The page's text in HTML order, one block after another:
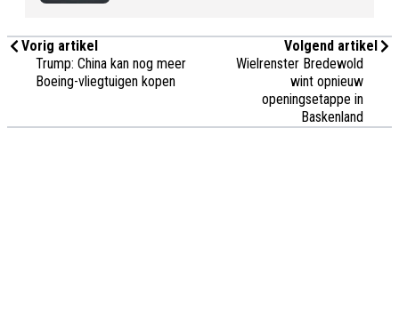
Vorig artikel
Trump: China kan nog meer
Boeing-vliegtuigen kopen
Volgend artikel
Wielrenster Bredewold
wint opnieuw
openingsetappe in
Baskenland